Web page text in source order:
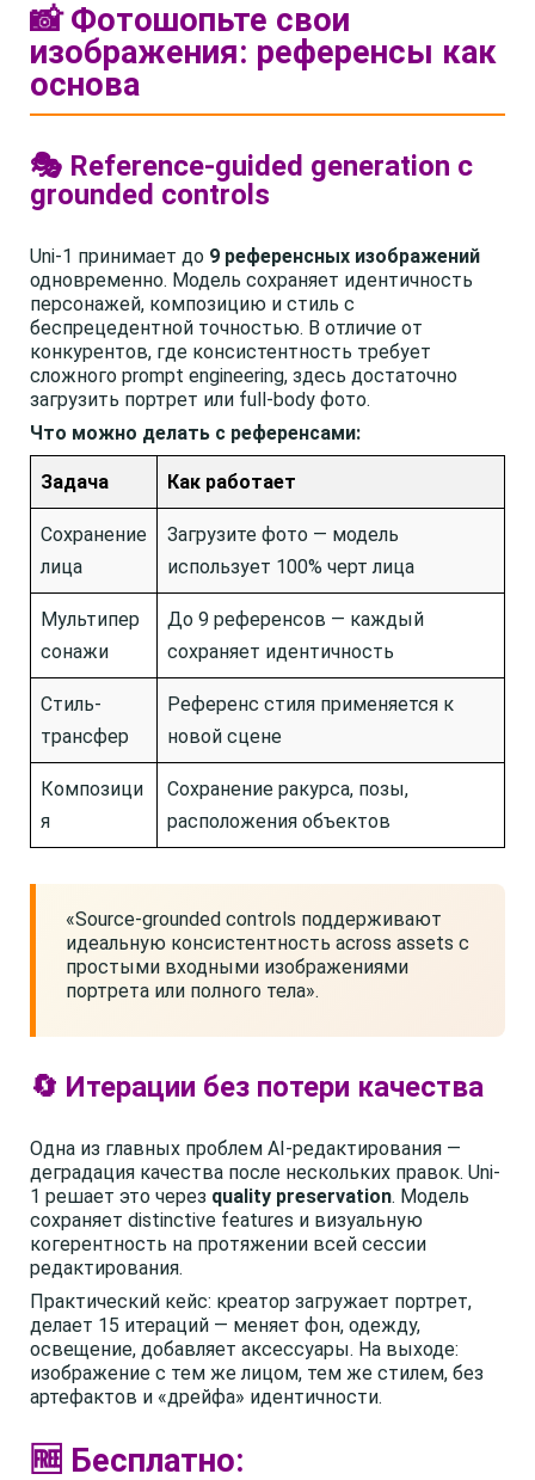
📸 Фотошопьте свои
изображения: референсы как
основа
🎭 Reference-guided generation с
grounded controls
Uni-1 принимает до 9 референсных изображений
одновременно. Модель сохраняет идентичность
персонажей, композицию и стиль с
беспрецедентной точностью. В отличие от
конкурентов, где консистентность требует
сложного prompt engineering, здесь достаточно
загрузить портрет или full-body фото.
Что можно делать с референсами:
Задача Как работает
Сохранение
лица
Загрузите фото — модель
использует 100% черт лица
Мультипер
сонажи
До 9 референсов — каждый
сохраняет идентичность
Стиль-
трансфер
Референс стиля применяется к
новой сцене
Композици
я
Сохранение ракурса, позы,
расположения объектов
«Source-grounded controls поддерживают
идеальную консистентность across assets с
простыми входными изображениями
портрета или полного тела».
🔄 Итерации без потери качества
Одна из главных проблем AI-редактирования —
деградация качества после нескольких правок. Uni-
1 решает это через quality preservation. Модель
сохраняет distinctive features и визуальную
когерентность на протяжении всей сессии
редактирования.
Практический кейс: креатор загружает портрет,
делает 15 итераций — меняет фон, одежду,
освещение, добавляет аксессуары. На выходе:
изображение с тем же лицом, тем же стилем, без
артефактов и «дрейфа» идентичности.
🆓 Бесплатно: